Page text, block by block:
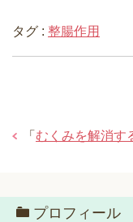
タグ : 整腸作用
「 むくみを解消す
プロフィール